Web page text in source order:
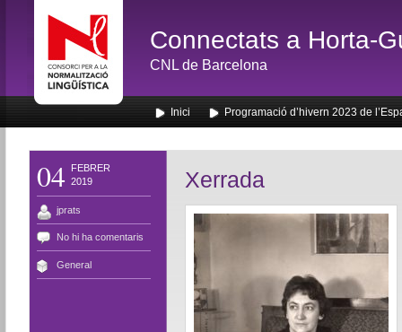
Connectats a Horta-
CNL de Barcelona
Inici Programació d’hivern 2023 de
04
FEBRER
2019
jprats
No hi ha comentaris
General
Xerrada